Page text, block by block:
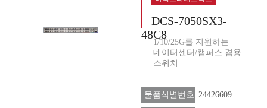
DCS-7050SX3-
48C8
1/10/25G를 지원하는
데이터센터/캠퍼스 겸용
스위치
물품식별번호 24426609